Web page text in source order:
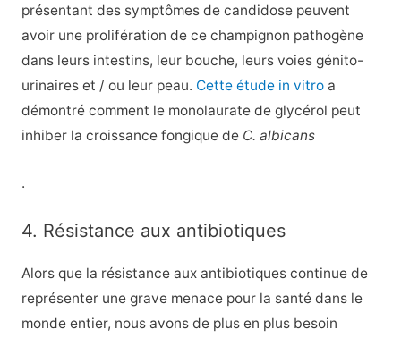
présentant des symptômes de candidose peuvent
avoir une prolifération de ce champignon pathogène
dans leurs intestins, leur bouche, leurs voies génito-
urinaires et / ou leur peau. Cette étude in vitroa
démontré comment le monolaurate de glycérol peut
inhiber la croissance fongique de C. albicans
.
4. Résistance aux antibiotiques
Alors que la résistance aux antibiotiques continue de
représenter une grave menace pour la santé dans le
monde entier, nous avons de plus en plus besoin